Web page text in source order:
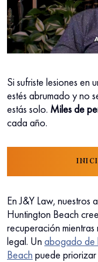
Si sufriste lesiones en
estés abrumado y no
estás solo. Miles de
cada año.
En J&Y Law,
Huntington Beach
recuperación
legal. Un abogado de
Beach puede priorizar